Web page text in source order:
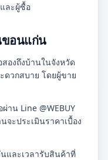
ละผู้ซื้อ
ขอนแก่น
องถึงบ้านในจังหวัด
วกสบาย โดยผู้ขาย
าน Line @WEBUY
ะประเมินราคาเบื้อง
และเวลารับสินค้าที่